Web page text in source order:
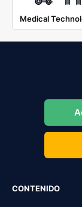
Medical
CONTENIDO